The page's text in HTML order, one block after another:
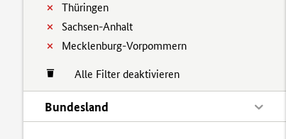
Thüringen
Sachsen-Anhalt
Mecklenburg-Vorpommern
Alle Filter deaktivieren
Bundesland